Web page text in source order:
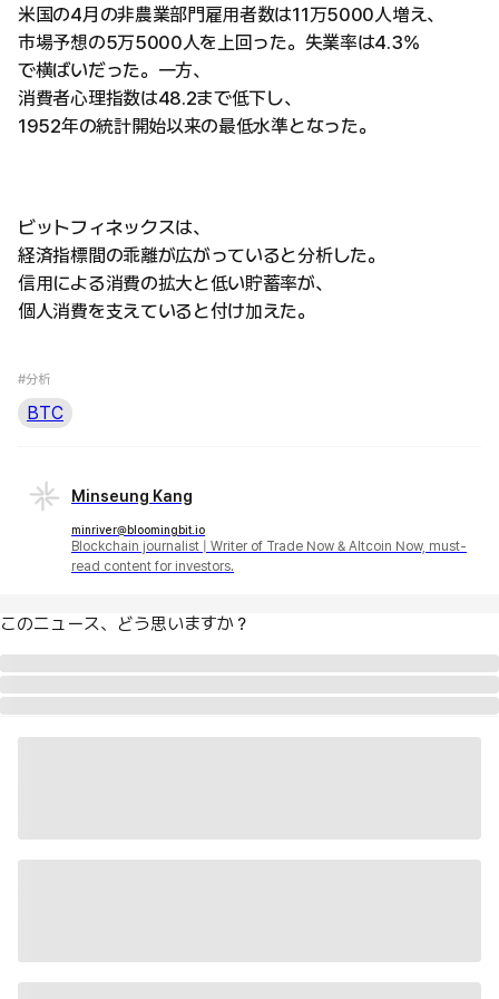
米国の4月の非農業部門雇用者数は11万5000人増え、
市場予想の5万5000人を上回った。失業率は4.3%
で横ばいだった。一方、
消費者心理指数は48.2まで低下し、
1952年の統計開始以来の最低水準となった。
ビットフィネックスは、
経済指標間の乖離が広がっていると分析した。
信用による消費の拡大と低い貯蓄率が、
個人消費を支えていると付け加えた。
#分析
BTC
Minseung Kang
minriver@bloomingbit.io
Blockchain journalist | Writer of Trade Now & Altcoin Now, must-
read content for investors.
このニュース、どう思いますか？